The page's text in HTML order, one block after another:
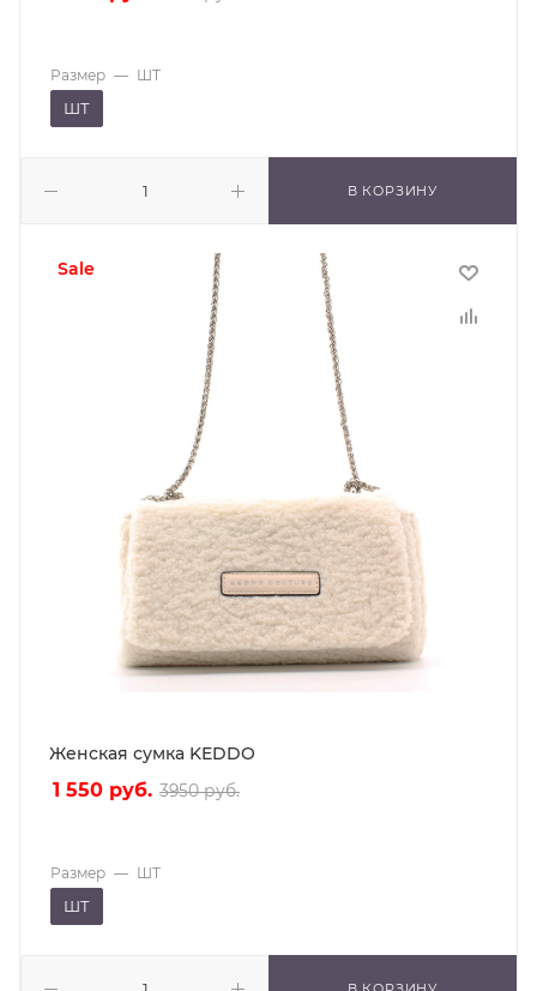
В КОРЗИНУ
Размер — ШТ
ШТ
sale
Женская сумка KEDDO
1 550 руб. 3950руб.
Размер — ШТ
ШТ